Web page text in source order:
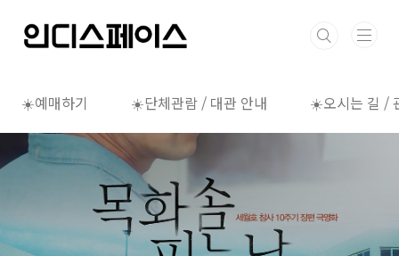
☀️예매하기 ☀️단체관람 / 대관 안내 ☀️오시는 길 /